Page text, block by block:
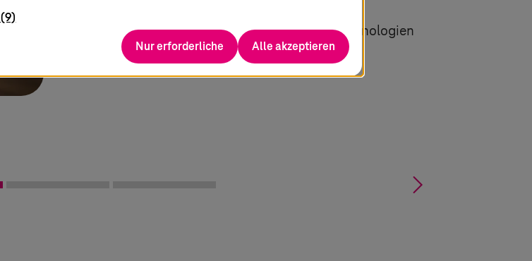
Basierend auf bewährten Middleware-Technologien
§
Nur erforderliche Alle akzeptieren